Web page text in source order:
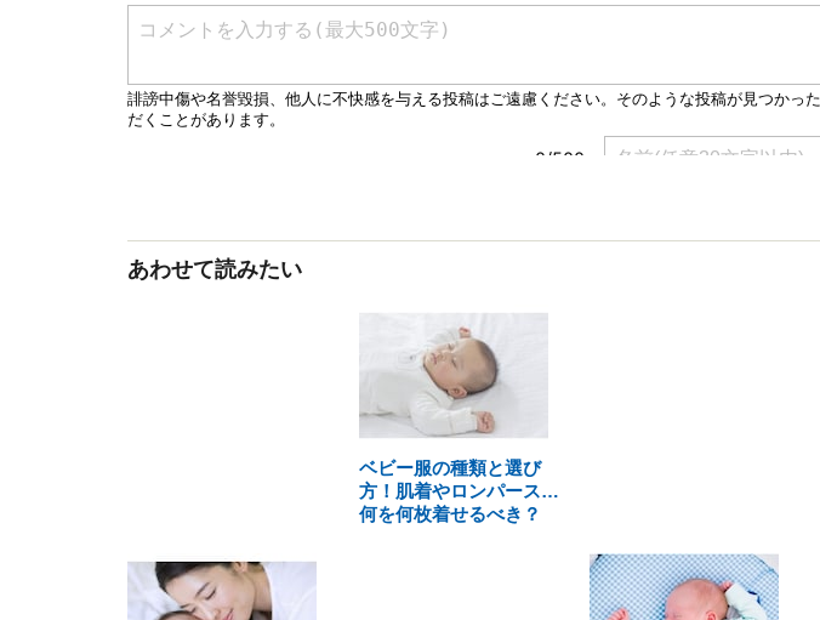
あわせて読みたい
ベビー服の種類と選び
方！肌着やロンパース…
何を何枚着せるべき？